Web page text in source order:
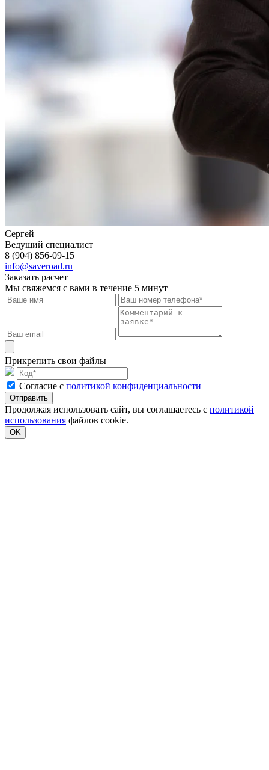
Сергей
Ведущий специалист
8 (904) 856-09-15
info@saveroad.ru
Заказать расчет
Мы свяжемся с вами в течение 5 минут
Прикрепить свои файлы
Cогласие с политикой конфиденциальности
Отправить
Продолжая использовать сайт, вы соглашаетесь с политикой
использования файлов cookie.
OK